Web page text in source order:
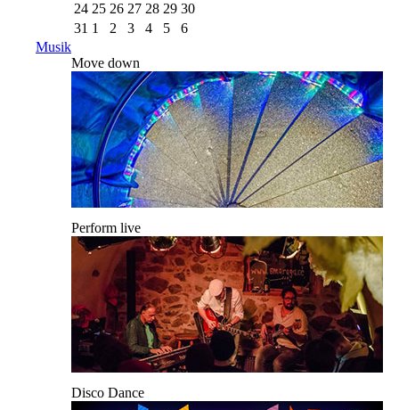
24 25 26 27 28 29 30
31 1 2 3 4 5
6
Musik
Move down
Perform live
Disco Dance